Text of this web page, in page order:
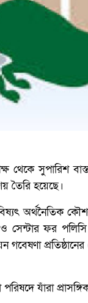
থেকে সুপারিশ
তৈরি হয়েছে।
অর্থনৈতিক
সেন্টার ফর
গবেষণা
যাঁরা